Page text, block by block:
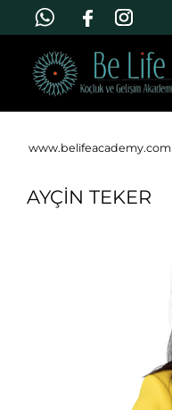
www.belifeacademy.com
AYÇİN TEKER